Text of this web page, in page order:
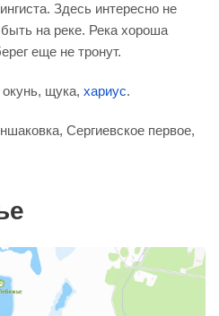
Здесь интересно не
на реке. Река хороша
еще не тронут.
окунь, щука, хариус.
Сергиевское первое,